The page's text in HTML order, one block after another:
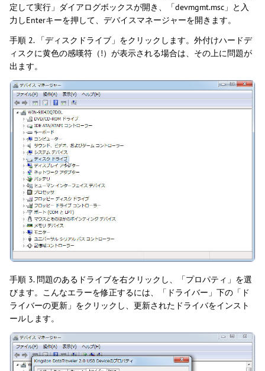
定して実行」ダイアログボックスが開き、「devmgmt.msc」と入
力しEnterキーを押して、デバイスマネージャーを開きます。
手順 2. 「ディスクドライブ」をクリックします。外付けハードデ
ィスクに黄色の感嘆符（!）が表示される場合は、その上に問題が
出ます。
手順 3. 問題のあるドライブを右クリックし、「プロパティ」を選
びます。こんなエラーを修正するには、「ドライバー」下の「ド
ライバーの更新」をクリックし、更新されたドライバをインスト
ールします。